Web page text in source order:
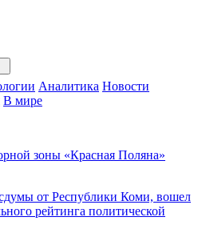
Аналитика Новости
В мире
зоны «Красная Поляна»
от Республики Коми, вошел
рейтинга политической